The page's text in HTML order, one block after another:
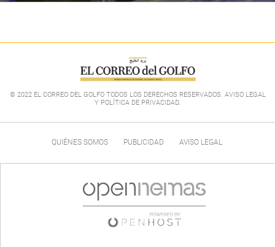
© 2022 EL CORREO DEL GOLFO TODOS LOS DERECHOS RESERVADOS. AVISO LEGAL
Y POLÍTICA DE PRIVACIDAD.
QUIÉNES SOMOS PUBLICIDAD AVISO LEGAL